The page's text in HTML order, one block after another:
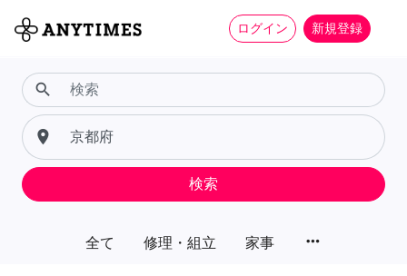
ログイン 新規登録
全て 修理・組立 家事 more_horiz
search
place
検索